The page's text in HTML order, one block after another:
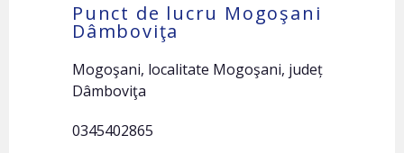
Punct de lucru Mogoşani
Dâmboviţa
Mogoşani, localitate Mogoşani, județ
Dâmboviţa
0345402865